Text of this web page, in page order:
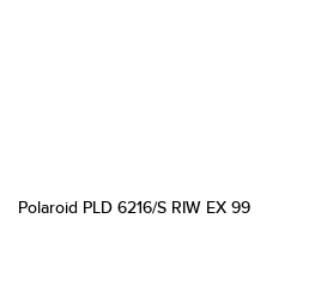
Polaroid PLD 6216/S RIW EX 99